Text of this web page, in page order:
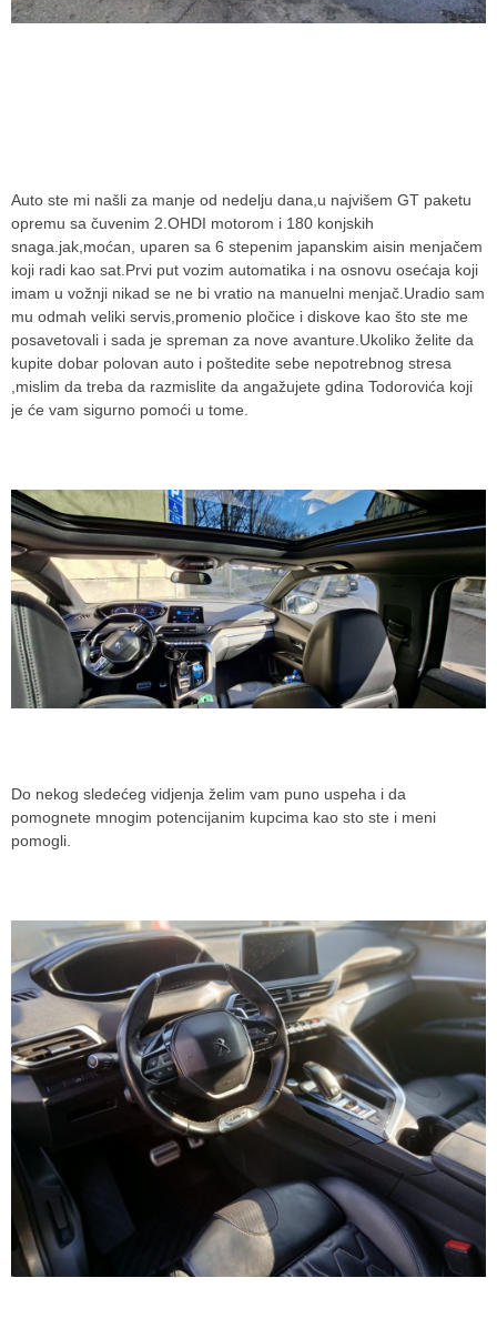
Auto ste mi našli za manje od nedelju dana,u najvišem GT paketu
opremu sa čuvenim 2.OHDI motorom i 180 konjskih
snaga.jak,moćan, uparen sa 6 stepenim japanskim aisin menjačem
koji radi kao sat.Prvi put vozim automatika i na osnovu osećaja koji
imam u vožnji nikad se ne bi vratio na manuelni menjač.Uradio sam
mu odmah veliki servis,promenio pločice i diskove kao što ste me
posavetovali i sada je spreman za nove avanture.Ukoliko želite da
kupite dobar polovan auto i poštedite sebe nepotrebnog stresa
,mislim da treba da razmislite da angažujete gdina Todorovića koji
je će vam sigurno pomoći u tome.
Do nekog sledećeg vidjenja želim vam puno uspeha i da
pomognete mnogim potencijanim kupcima kao sto ste i meni
pomogli.